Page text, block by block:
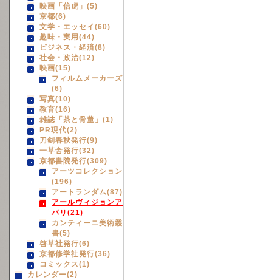
映画「信虎」(5)
京都(6)
文学・エッセイ(60)
趣味・実用(44)
ビジネス・経済(8)
社会・政治(12)
映画(15)
フィルムメーカーズ
(6)
写真(10)
教育(16)
雑誌「茶と骨董」(1)
PR現代(2)
刀剣春秋発行(9)
一草舎発行(32)
京都書院発行(309)
アーツコレクション
(196)
アートランダム(87)
アールヴィジョンア
パリ(21)
カンティーニ美術叢
書(5)
啓草社発行(6)
京都修学社発行(36)
コミックス(1)
カレンダー(2)